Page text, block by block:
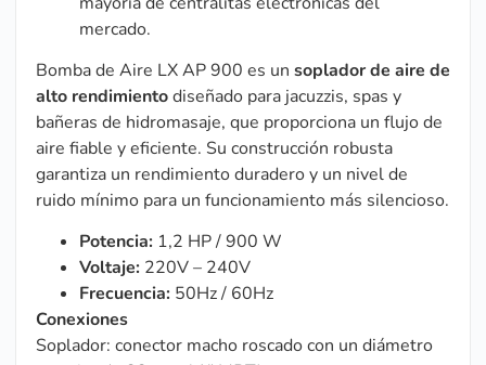
mercado.
Bomba de Aire LX AP 900 es un soplador de aire de
alto rendimientodiseñado para jacuzzis, spas y
bañeras de hidromasaje, que proporciona un flujo de
aire fiable y eficiente. Su construcción robusta
garantiza un rendimiento duradero y un nivel de
ruido mínimo para un funcionamiento más silencioso.
Potencia: 1,2 HP / 900 W
Voltaje: 220V – 240V
Frecuencia: 50Hz / 60Hz
Conexiones
Soplador: conector macho roscado con un diámetro